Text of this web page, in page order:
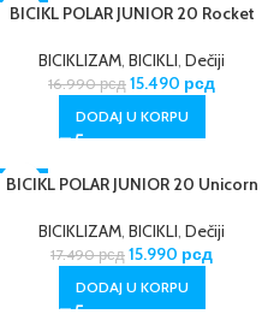
-9%
BICIKL POLAR JUNIOR 20 Rocket
BICIKLIZAM, BICIKLI, Dečiji
16.990рсд 15.490 рсд
DODAJ U KORPU
-9%
BICIKL POLAR JUNIOR 20 Unicorn
BICIKLIZAM, BICIKLI, Dečiji
17.490рсд 15.990 рсд
DODAJ U KORPU